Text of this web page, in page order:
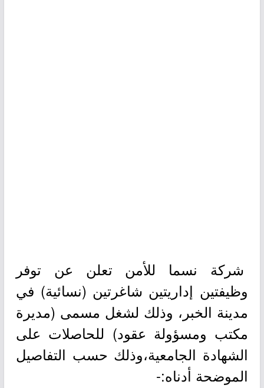
شركة نسما للأمن تعلن عن توفر
وظيفتين إداريتين شاغرتين (نسائية) في
مدينة الخبر، وذلك لشغل مسمى (مديرة
مكتب ومسؤولة عقود) للحاصلات على
الشهادة الجامعية،وذلك حسب التفاصيل
الموضحة أدناه:-